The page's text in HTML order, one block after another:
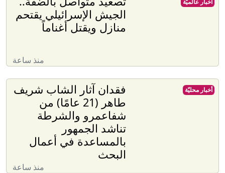
الجيش الإسرائيلي يقتحم
منازل ويقتل أغناماً
منذ ساعة
أخبار عالميّة
فقدان آثار الشاب شريف
طاهر (21 عامًا) من
شفاعمرو والشرطة
تناشد الجمهور
بالمساعدة في أعمال
البحث
منذ ساعة
أخبار محليّة